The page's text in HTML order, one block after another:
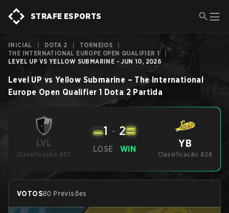
STRAFE ESPORTS
INICIAL DOTA 2 TORNEIOS
THE INTERNATIONAL EUROPE OPEN QUALIFIER 1
LEVEL UP VS YELLOW SUBMARINE - JUN 10, 2026
Level UP vs Yellow Submarine – The International
Europe Open Qualifier 1 Dota 2 Partida
LVL
Classificação #37
LOSE
1 - 2
WIN YB
Classificação #28
VOTOS80 Previsões